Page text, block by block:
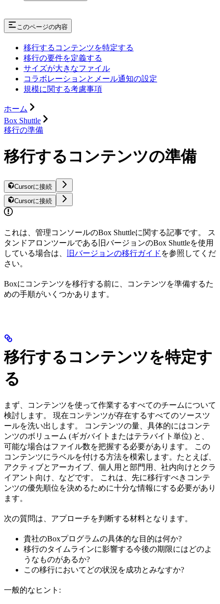
このページの内容
移行するコンテンツを特定する
移行の要件を定義する
サイズが大きなファイル
コラボレーションとメール通知の設定
規模に関する考慮事項
ホーム
Box Shuttle
移行の準備
移行するコンテンツの準備
Cursorに接続
Cursorに接続
これは、管理コンソールのBox Shuttleに関する記事です。 ス
タンドアロンツールである旧バージョンのBox Shuttleを使用
している場合は、
旧バージョンの移行ガイド を参照してくだ
さい。
Boxにコンテンツを移行する前に、コンテンツを準備するた
めの手順がいくつかあります。
移行するコンテンツを特定す
る
まず、コンテンツを使って作業するすべてのチームについて
検討します。 現在コンテンツが存在するすべてのソースツ
ールを洗い出します。 コンテンツの量、具体的にはコンテ
ンツのボリューム (ギガバイトまたはテラバイト単位) と、
可能な場合はファイル数を把握する必要があります。 この
コンテンツにラベルを付ける方法を模索します。たとえば、
アクティブとアーカイブ、個人用と部門用、社内向けとクラ
イアント向け、などです。 これは、先に移行すべきコンテ
ンツの優先順位を決めるために十分な情報にする必要があり
ます。
次の質問は、アプローチを判断する材料となります。
貴社のBoxプログラムの具体的な目的は何か?
移行のタイムラインに影響する今後の期限にはどのよ
うなものがあるか?
この移行においてどの状況を成功とみなすか?
一般的なヒント: